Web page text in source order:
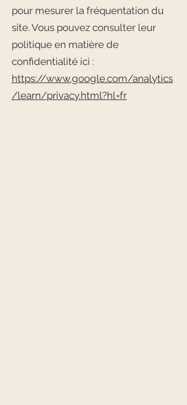
pour mesurer la fréquentation du
site. Vous pouvez consulter leur
politique en matière de
confidentialité ici :
https://www.google.com/analytics
/learn/privacy.html?hl=fr